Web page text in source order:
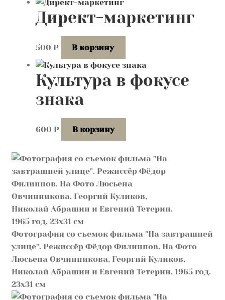
Директ-маркетинг
500 ₽ В корзину
Культура в фокусе
знака
600 ₽ В корзину
Фотография со съемок фильма "На завтрашней
улице". Режиссёр Фёдор Филиппов. На Фото
Люсьена Овчинникова, Георгий Куликов,
Николай Абрашин и Евгений Тетерин. 1965 год.
23х31 см